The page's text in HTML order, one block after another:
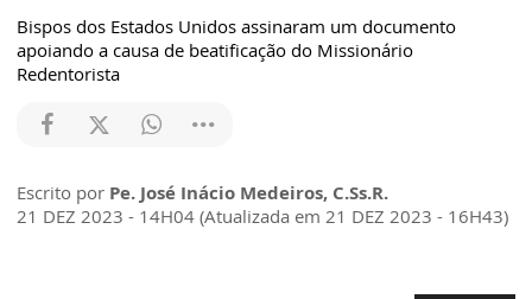
Bispos dos Estados Unidos assinaram um documento
apoiando a causa de beatificação do Missionário
Redentorista
Escrito por Pe. José Inácio Medeiros, C.Ss.R.
21 DEZ 2023 - 14H04 (Atualizada em 21 DEZ 2023 - 16H43)